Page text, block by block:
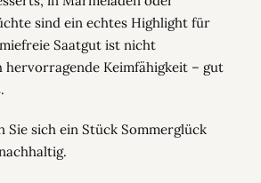
sind ein echtes Highlight für
Saatgut ist nicht
Keimfähigkeit – gut
Sie sich ein Stück Sommerglück